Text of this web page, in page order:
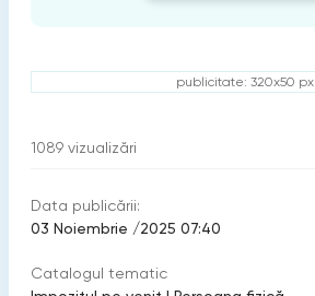
publicitate: 320x50 px
1089 vizualizări
Data publicării:
03 Noiembrie /2025 07:40
Catalogul tematic